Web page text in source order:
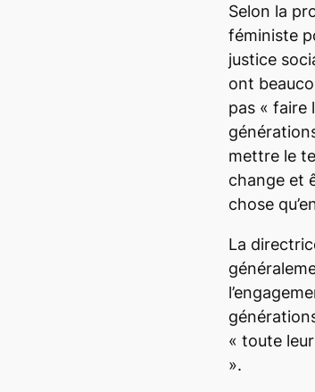
Selon la
féministe
justice
ont
pas « faire
mettre le
change et
chose
La
« toute
».